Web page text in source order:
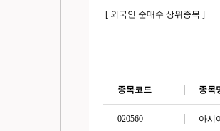
[ 외국인 순매수 상위종목 ]
종목코드 종목
020560 아시